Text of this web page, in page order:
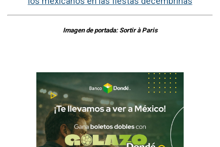
Imagen de portada: Sortir à Paris